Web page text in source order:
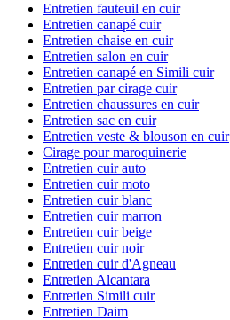
Entretien fauteuil en cuir
Entretien canapé cuir
Entretien chaise en cuir
Entretien salon en cuir
Entretien canapé en Simili cuir
Entretien par cirage cuir
Entretien chaussures en cuir
Entretien sac en cuir
Entretien veste & blouson en cuir
Cirage pour maroquinerie
Entretien cuir auto
Entretien cuir moto
Entretien cuir blanc
Entretien cuir marron
Entretien cuir beige
Entretien cuir noir
Entretien cuir d'Agneau
Entretien Alcantara
Entretien Simili cuir
Entretien Daim